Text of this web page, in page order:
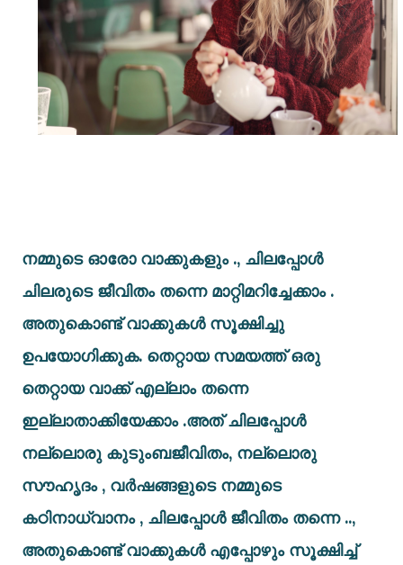
നമ്മുടെ ഓരോ വാക്കുകളും ., ചിലപ്പോൾ
ചിലരുടെ ജീവിതം തന്നെ മാറ്റിമറിച്ചേക്കാം .
അതുകൊണ്ട് വാക്കുകൾ സൂക്ഷിച്ചു
ഉപയോഗിക്കുക. തെറ്റായ സമയത്ത് ഒരു
തെറ്റായ വാക്ക് എല്ലാം തന്നെ
ഇല്ലാതാക്കിയേക്കാം .അത് ചിലപ്പോൾ
നല്ലൊരു കുടുംബജീവിതം, നല്ലൊരു
സൗഹൃദം , വർഷങ്ങളുടെ നമ്മുടെ
കഠിനാധ്വാനം , ചിലപ്പോൾ ജീവിതം തന്നെ ..,
അതുകൊണ്ട് വാക്കുകൾ എപ്പോഴും സൂക്ഷിച്ച്